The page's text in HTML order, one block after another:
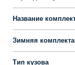
Название
Зимняя
Тип кузова